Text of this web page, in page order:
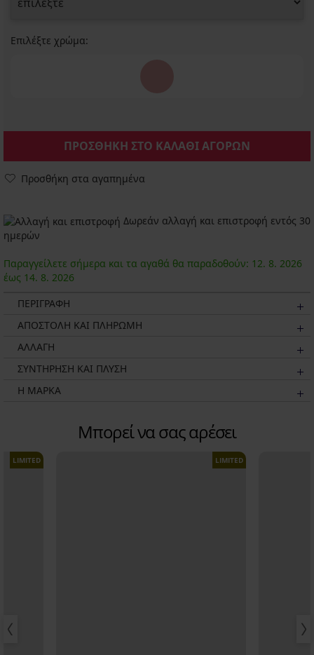
Επιλέξτε χρώμα:
ΠΡΟΣΘΗΚΗ ΣΤΟ ΚΑΛΑΘΙ ΑΓΟΡΩΝ
Προσθήκη στα αγαπημένα
Δωρεάν αλλαγή και επιστροφή εντός 30
ημερών
Παραγγείλετε σήμερα και τα αγαθά θα παραδοθούν: 12. 8. 2026
έως 14. 8. 2026
ΠΕΡΙΓΡΑΦΗ
ΑΠΟΣΤΟΛΗ ΚΑΙ ΠΛΗΡΩΜΗ
ΑΛΛΑΓΗ
ΣΥΝΤΗΡΗΣΗ ΚΑΙ ΠΛΥΣΗ
Η ΜΆΡΚΑ
Μπορεί να σας αρέσει
LIMITED LIMITED